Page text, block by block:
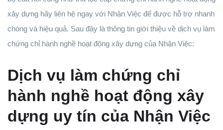
xây dựng hãy liên hệ ngay với Nhận Việc để được hỗ trợ nhanh
chóng và hiệu quả. Sau đây là thông tin giới thiệu về dịch vụ làm
chứng chỉ hành nghề hoạt động xây dựng của Nhận Việc:
Dịch vụ làm chứng chỉ
hành nghề hoạt động xây
dựng uy tín của Nhận Việc